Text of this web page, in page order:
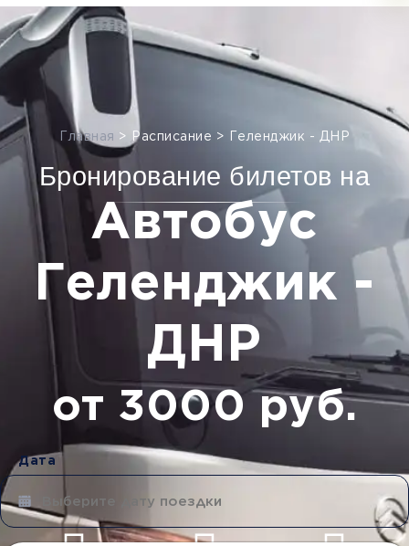
Главная > Расписание > Геленджик - ДНР
Бронирование билетов на
Автобус
Геленджик -
ДНР
от 3000 руб.
Дата